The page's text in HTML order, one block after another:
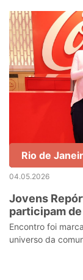
Rio de
04.05.2026
Jovens
participam
tecnológico
Encontro foi
universo da